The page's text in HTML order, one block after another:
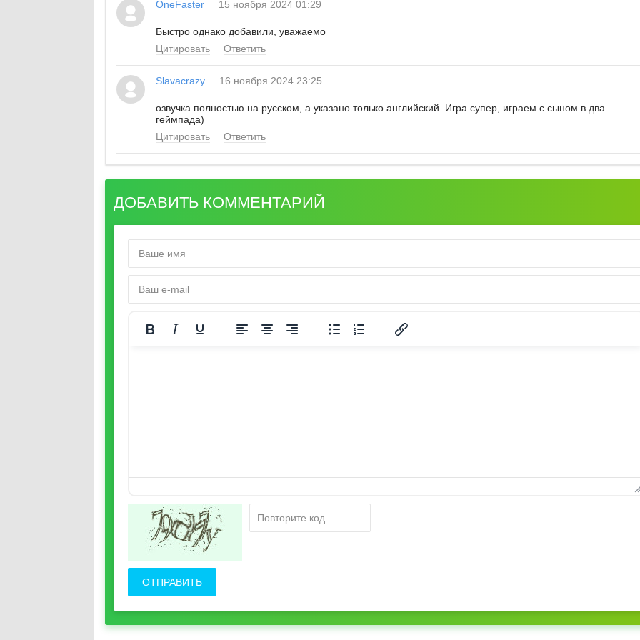
OneFaster 15 ноября 2024 01:29
Быстро однако добавили, уважаемо
Цитировать
Ответить
Slavacrazy 16 ноября 2024 23:25
озвучка полностью на русском, а указано только английский. Игра супер, играем с сыном в два
геймпада)
Цитировать
Ответить
ДОБАВИТЬ КОММЕНТАРИЙ
ОТПРАВИТЬ